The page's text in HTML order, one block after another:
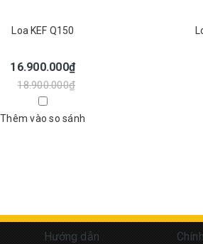
Loa KEF Q150
16.900.000₫
18.900.000₫
Thêm vào so sánh
Hướng dẫn